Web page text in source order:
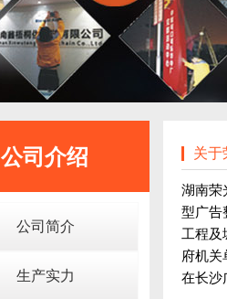
公司介绍
公司简介
生产实力
关于
湖南荣
型广告
工程及
府机关
在长沙